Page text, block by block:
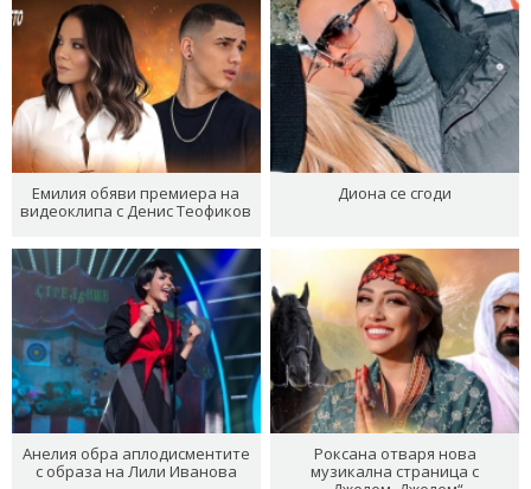
Емилия обяви премиера на
видеоклипа с Денис Теофиков
Диона се сгоди
Анелия обра аплодисментите
с образа на Лили Иванова
Роксана отваря нова
музикална страница с